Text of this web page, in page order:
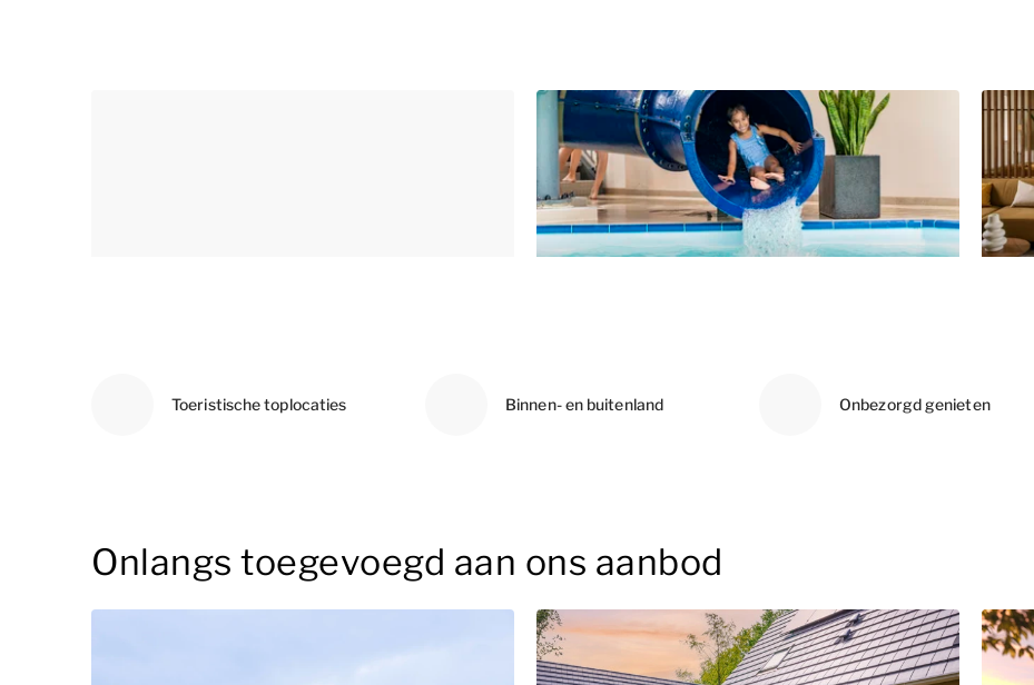
Toeristische toplocaties Binnen- en buitenland Onbezorgd genieten
Onlangs toegevoegd aan ons aanbod